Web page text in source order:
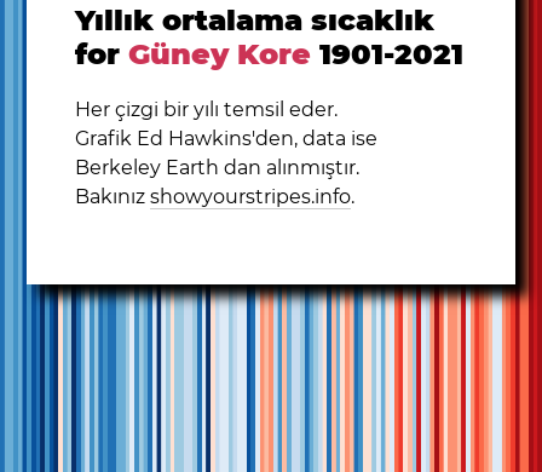
Yıllık ortalama sıcaklık
forGüney Kore 1901-2021
Her çizgi bir yılı temsil eder.
Grafik Ed Hawkins'den, data ise
Berkeley Earth dan alınmıştır.
Bakınızshowyourstripes.info.